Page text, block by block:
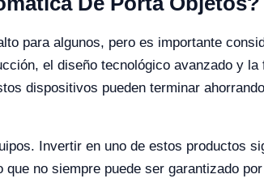
para algunos, pero es importante
el diseño tecnológico avanzado y la
dispositivos pueden terminar
Invertir en uno de estos productos
no siempre puede ser garantizado